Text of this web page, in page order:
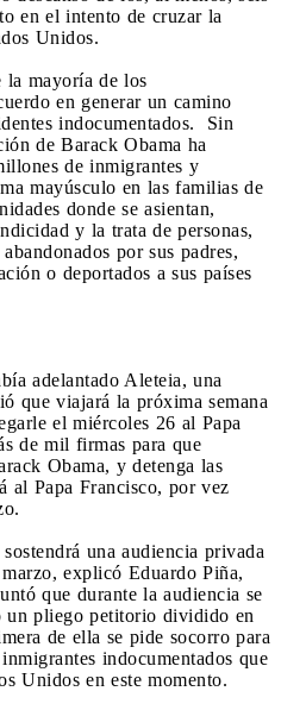
en el intento de cruzar la
Unidos.
la mayoría de los
en generar un camino
indocumentados. Sin
de Barack Obama ha
de inmigrantes y
mayúsculo en las familias de
donde se asientan,
y la trata de personas,
por sus padres,
o deportados a sus países
adelantado Aleteia, una
que viajará la próxima semana
el miércoles 26 al Papa
de mil firmas para que
Obama, y detenga las
al Papa Francisco, por vez
una audiencia privada
explicó Eduardo Piña,
que durante la audiencia se
un pliego petitorio dividido en
de ella se pide socorro para
indocumentados que
Unidos en este momento.